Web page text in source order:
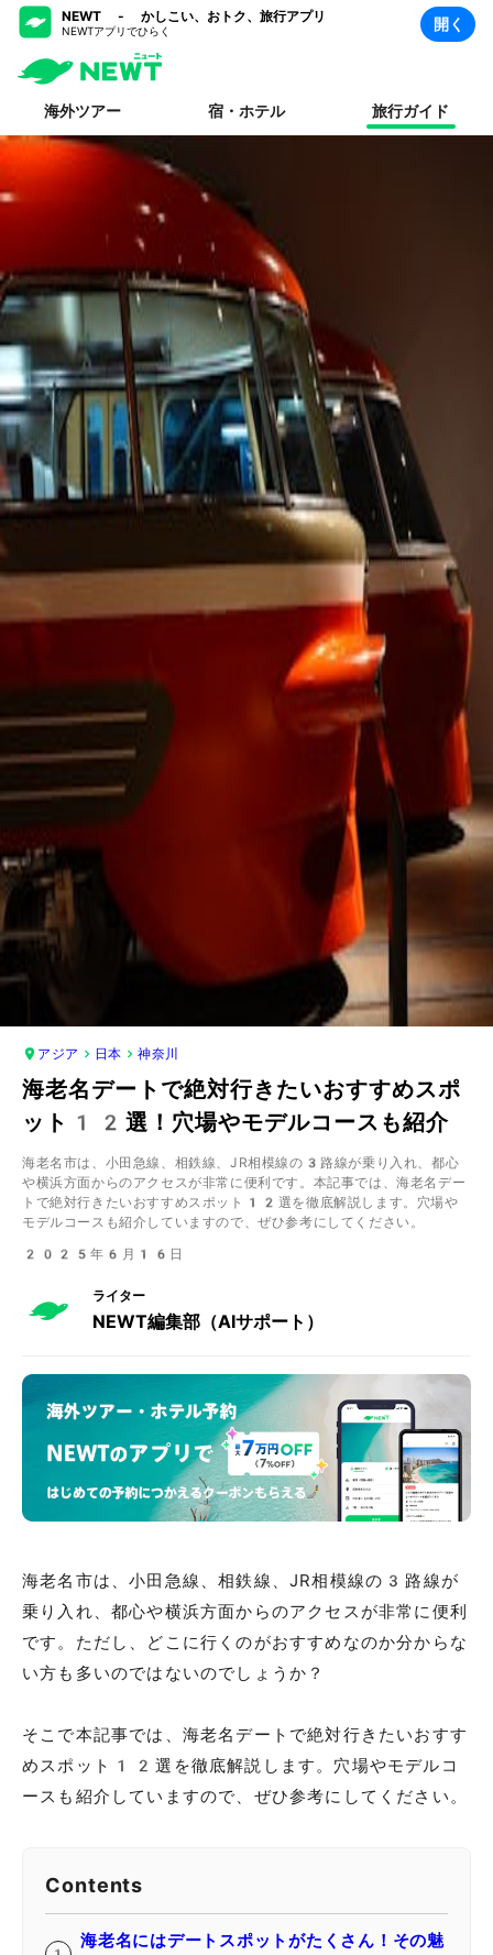
NEWT - かしこい、おトク、旅行アプリ
NEWTアプリでひらく 開く
海外ツアー 宿・ホテル 旅行ガイド
アジア 日本 神奈川
海老名デートで絶対行きたいおすすめスポ
ット12選！穴場やモデルコースも紹介
海老名市は、小田急線、相鉄線、JR相模線の3路線が乗り入れ、都心
や横浜方面からのアクセスが非常に便利です。本記事では、海老名デー
トで絶対行きたいおすすめスポット12選を徹底解説します。穴場や
モデルコースも紹介していますので、ぜひ参考にしてください。
2025年6月16日
ライター
NEWT編集部（AIサポート）
海老名市は、小田急線、相鉄線、JR相模線の3路線が
乗り入れ、都心や横浜方面からのアクセスが非常に便利
です。ただし、どこに行くのがおすすめなのか分からな
い方も多いのではないのでしょうか？
そこで本記事では、海老名デートで絶対行きたいおすす
めスポット12選を徹底解説します。穴場やモデルコ
ースも紹介していますので、ぜひ参考にしてください。
Contents
海老名にはデートスポットがたくさん！その魅